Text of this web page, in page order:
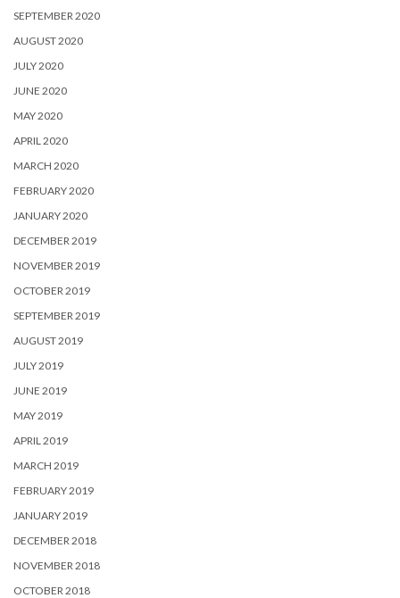
SEPTEMBER 2020
AUGUST 2020
JULY 2020
JUNE 2020
MAY 2020
APRIL 2020
MARCH 2020
FEBRUARY 2020
JANUARY 2020
DECEMBER 2019
NOVEMBER 2019
OCTOBER 2019
SEPTEMBER 2019
AUGUST 2019
JULY 2019
JUNE 2019
MAY 2019
APRIL 2019
MARCH 2019
FEBRUARY 2019
JANUARY 2019
DECEMBER 2018
NOVEMBER 2018
OCTOBER 2018